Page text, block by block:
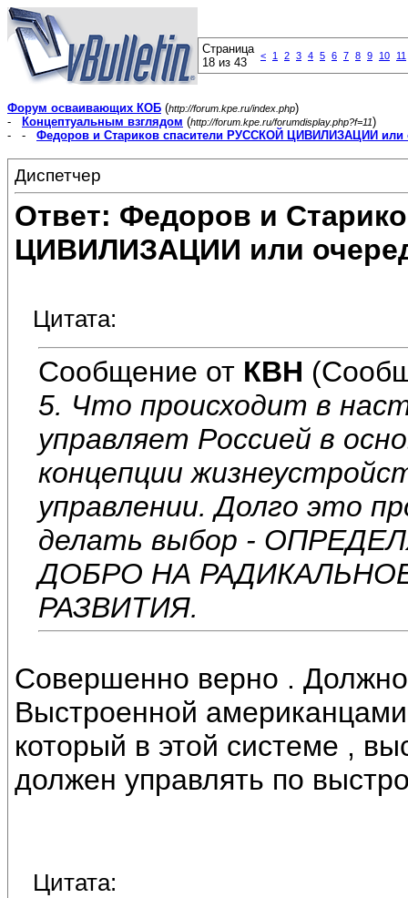
Страница
18 из 43
< 1 2 3 4 5 6 7 8 9 10 11
Форум осваивающих КОБ (http://forum.kpe.ru/index.php)
-
Концептуальным взглядом (http://forum.kpe.ru/forumdisplay.php?f=11)
- - Федоров и Стариков спасители РУССКОЙ ЦИВИЛИЗАЦИИ или
Диспетчер
Ответ: Федоров и
ЦИВИЛИЗАЦИИ или
Цитата:
Сообщение от КВН
5. Что происходит в
управляет Россией в
концепции
управлении. Долго это
делать выбор -
ДОБРО НА
РАЗВИТИЯ.
Совершенно верно .
Выстроенной
который в этой системе ,
должен управлять по
Цитата: